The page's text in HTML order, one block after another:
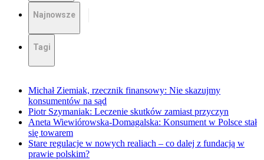
Najnowsze
Tagi
Michał Ziemiak, rzecznik finansowy: Nie skazujmy
konsumentów na sąd
Piotr Szymaniak: Leczenie skutków zamiast przyczyn
Aneta Wiewiórowska-Domagalska: Konsument w Polsce stał
się towarem
Stare regulacje w nowych realiach – co dalej z fundacją w
prawie polskim?